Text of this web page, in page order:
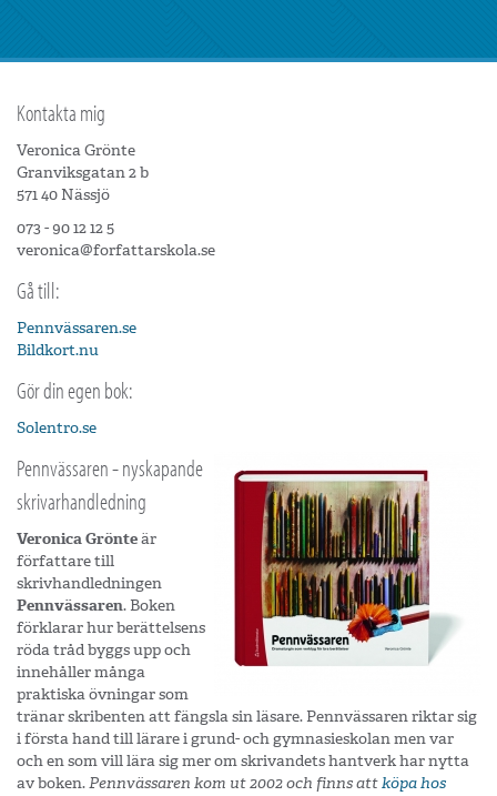
Kontakta mig
Veronica Grönte
Granviksgatan 2 b
571 40 Nässjö
073 - 90 12 12 5
veronica@forfattarskola.se
Gå till:
Pennvässaren.se
Bildkort.nu
Gör din egen bok:
Solentro.se
Pennvässaren - nyskapande
skrivarhandledning
Veronica Grönteär
författare till
skrivhandledningen
Pennvässaren. Boken
förklarar hur berättelsens
röda tråd byggs upp och
innehåller många
praktiska övningar som
tränar skribenten att fängsla sin läsare. Pennvässaren riktar sig
i första hand till lärare i grund- och gymnasieskolan men var
och en som vill lära sig mer om skrivandets hantverk har nytta
av boken.Pennvässaren kom ut 2002 och finns attköpa hos